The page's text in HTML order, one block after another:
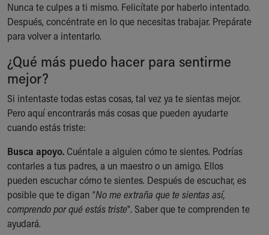
Nunca te culpes a ti mismo. Felicítate por haberlo intentado.
Después, concéntrate en lo que necesitas trabajar. Prepárate
para volver a intentarlo.
¿Qué más puedo hacer para sentirme
mejor?
Si intentaste todas estas cosas, tal vez ya te sientas mejor.
Pero aquí encontrarás más cosas que pueden ayudarte
cuando estás triste:
Busca apoyo. Cuéntale a alguien cómo te sientes. Podrías
contarles a tus padres, a un maestro o un amigo. Ellos
pueden escuchar cómo te sientes. Después de escuchar, es
posible que te digan “No me extraña que te sientas así,
comprendo por qué estás triste". Saber que te comprenden te
ayudará.